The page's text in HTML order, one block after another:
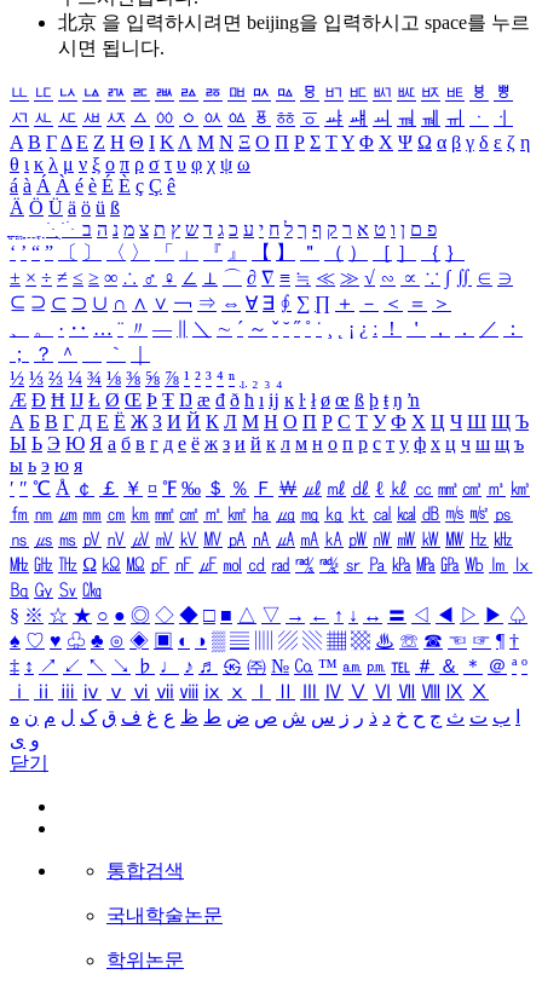
北京 을 입력하시려면 beijing을 입력하시고 space를 누르
시면 됩니다.
ㅥ ㅦ ㅧ ㅨ ㅩ ㅪ ㅫ ㅬ ㅭ ㅮ ㅯ ㅰ ㅱ ㅲ ㅳ ㅴ ㅵ ㅶ ㅷ ㅸ
ㅹ
ㅺ ㅻ ㅼ ㅽ ㅾ ㅿ ㆀ ㆁ ㆂ ㆃ ㆄ ㆅ ㆆ ㆇ ㆈ ㆉ ㆊ ㆋ ㆌ ㆍ
ㆎ
Α Β ΓΔ Ε Ζ Η Θ Ι ΚΛ Μ Ν Ξ Ο Π Ρ Σ ΤΥ Φ Χ Ψ Ω α β γ δ ε ζ η
θ ι κ λ μ ν ξ ο π ρ σ τ υ φ χ ψ ω
á à Á À é è É È ç Ç ê
Ä Ö Ü ä ö ü ß
ִֶֹ ֻּ ׁׂ פ ם ן ו ט א ר ק ף ך ל ח י ע כ ג ד ש ץ ת צ מ נ ה ב
‘ ’ “ ” 〔 〕 〈 〉 「 」 『 』 【 】 ＂ （ ） ［ ］ ｛ ｝
± × ÷ ≠ ≤ ≥ ∞ ∴ ♂ ♀ ∠ ⊥ ⌒ ∂ ∇ ≡ ≒ ≪ ≫ √ ∽ ∝ ∵ ∫ ∬ ∈ ∋
⊆ ⊇ ⊂ ⊃ ∪ ∩ ∧ ∨ ￢ ⇒ ⇔ ∀ ∃ ∮ ∑ ∏ ＋ － ＜ ＝
＞
、
。 · ‥ … ¨ 〃 ― ＼ ∼ ´ ～ ˇ ˘ ˝ ˚ ˙ ¸ ¡ ¿ ː ！ ＇ ， ． ／
：
；
？ ＾ ｀
½ ⅓ ⅔ ¼ ¾ ⅛ ⅜ ⅝ ⅞ ¹ ² ³ ⁴ ⁿ ₁ ₂ ₃ ₄
Æ Ð Ħ Ĳ Ł Ø Œ Þ Ŧ Ŋ æ đ ð ħ ı ĳ ĸ ŀ ł ø œ ß þ ŧ ŋ ŉ
А Б В Г Д Е Ё Ж З И Й К Л М Н О П Р С Т У Ф Х Ц Ч Ш Щ Ъ
Ы Ь Э Ю Я а б в г д е ё ж з и й к л м н о п р с т у ф х ц ч ш щ ъ
ы ь э ю я
′ ″ ℃ Å ￠ ￡ ￥ ¤ ℉ ‰ ＄ ％ Ｆ ￦ ㎕ ㎖ ㎗ ℓ ㎘ ㏄ ㎣ ㎤ ㎥ ㎦
㎙ ㎚ ㎛ ㎜ ㎝ ㎞ ㎟ ㎠ ㎡ ㎢ ㏊ ㎍ ㎎ ㎏ ㏏ ㎈ ㎉ ㏈ ㎧ ㎨ ㎰
㎱ ㎲ ㎳ ㎴ ㎵ ㎶ ㎷ ㎸ ㎹ ㎀ ㎁ ㎂ ㎃ ㎄ ㎺ ㎻ ㎽ ㎾ ㎿ ㎐ ㎑
㎒ ㎓ ㎔ Ω ㏀ ㏁ ㎊ ㎋ ㎌ ㏖ ㏅ ㎭ ㎮ ㎯ ㏛ ㎩ ㎪ ㎫ ㎬ ㏝ ㏐
㏓
㏃ ㏉ ㏜ ㏆
§ ※ ☆ ★ ○ ● ◎ ◇ ◆ □ ■ △ ▽ → ← ↑ ↓ ↔ 〓 ◁ ◀ ▷ ▶ ♤
♠ ♡ ♥ ♧ ♣ ⊙ ◈ ▣ ◐ ◑ ▒ ▤ ▨ ▧ ▦ ▩ ♨ ☏ ☎ ☜ ☞ ¶ †
‡ ↕ ↗ ↙ ↖ ↘ ♭ ♩ ♪ ♬ ㉿ ㈜ № ㏇ ™ ㏂ ㏘ ℡ ＃ ＆ ＊ ＠ ª º
ⅰ
ⅱ ⅲ ⅳ ⅴ ⅵ ⅶ ⅷ ⅸ ⅹ Ⅳ Ⅴ Ⅵ Ⅶ Ⅷ Ⅸ Ⅹ
ب ت ث ج ح خ د ذ ر ز س ش ص ض ط ظ ع غ ف ق ک ل م ن ه
و ی
닫기
통합검색
국내학술논문
학위논문